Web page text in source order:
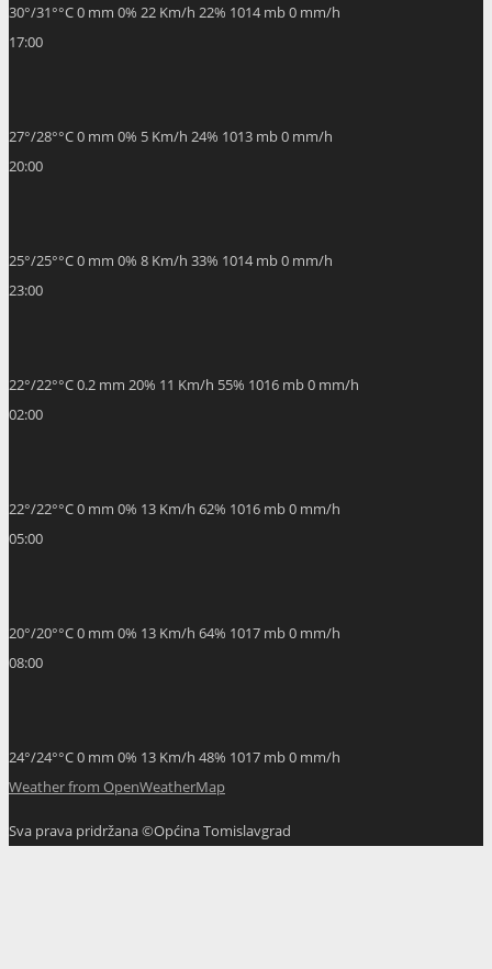
30°/31°°C0 mm 0% 22 Km/h 22% 1014 mb0 mm/h
17:00
27°/28°°C0 mm 0% 5 Km/h 24% 1013 mb0 mm/h
20:00
25°/25°°C0 mm 0% 8 Km/h 33% 1014 mb0 mm/h
23:00
22°/22°°C0.2 mm 20% 11 Km/h 55% 1016 mb0 mm/h
02:00
22°/22°°C0 mm 0% 13 Km/h 62% 1016 mb0 mm/h
05:00
20°/20°°C0 mm 0% 13 Km/h 64% 1017 mb0 mm/h
08:00
24°/24°°C0 mm 0% 13 Km/h 48% 1017 mb0 mm/h
Weather from OpenWeatherMap
Sva prava pridržana ©Općina Tomislavgrad